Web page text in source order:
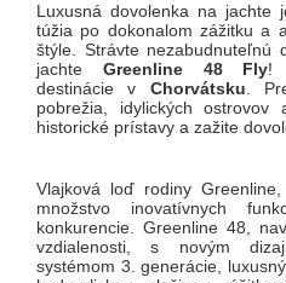
Luxusná dovolenka na jachte
túžia po dokonalom zážitku a
štýle. Strávte nezabudnuteľnú
jachte Greenline 48 Fly!
destinácie v Chorvátsku.
pobrežia, idylických
historické prístavy a zažite
Vlajková loď rodiny Greenline,
množstvo inovatívnych
konkurencie. Greenline 48,
vzdialenosti, s novým
systémom 3. generácie,